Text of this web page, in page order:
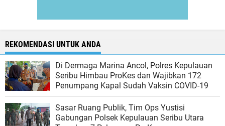
REKOMENDASI UNTUK ANDA
Di Dermaga Marina Ancol, Polres Kepulauan
Seribu Himbau ProKes dan Wajibkan 172
Penumpang Kapal Sudah Vaksin COVID-19
Sasar Ruang Publik, Tim Ops Yustisi
Gabungan Polsek Kepulauan Seribu Utara